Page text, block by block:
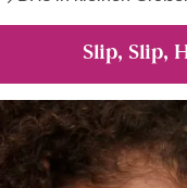
Slip, Slip,